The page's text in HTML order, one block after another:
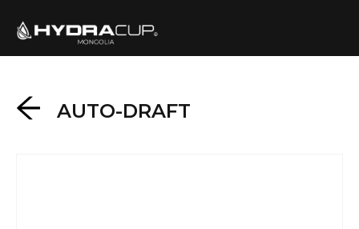
AUTO-DRAFT